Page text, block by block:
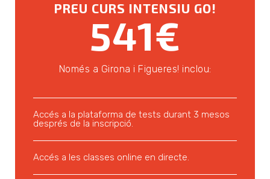
PREU CURS INTENSIU GO!
541€
Només a Girona i Figueres! inclou:
Accés a la plataforma de tests durant 3 mesos
després de la inscripció.
Accés a les classes online en directe.